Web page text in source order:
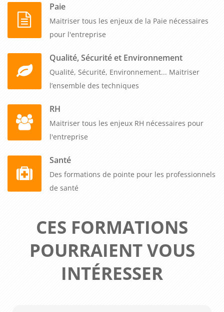
Paie
Maitriser tous les enjeux de la Paie nécessaires
pour l'entreprise
Qualité, Sécurité et Environnement
Qualité, Sécurité, Environnement... Maitriser
l’ensemble des techniques
RH
Maitriser tous les enjeux RH nécessaires pour
l'entreprise
Santé
Des formations de pointe pour les professionnels
de santé
CES FORMATIONS
POURRAIENT VOUS
INTÉRESSER